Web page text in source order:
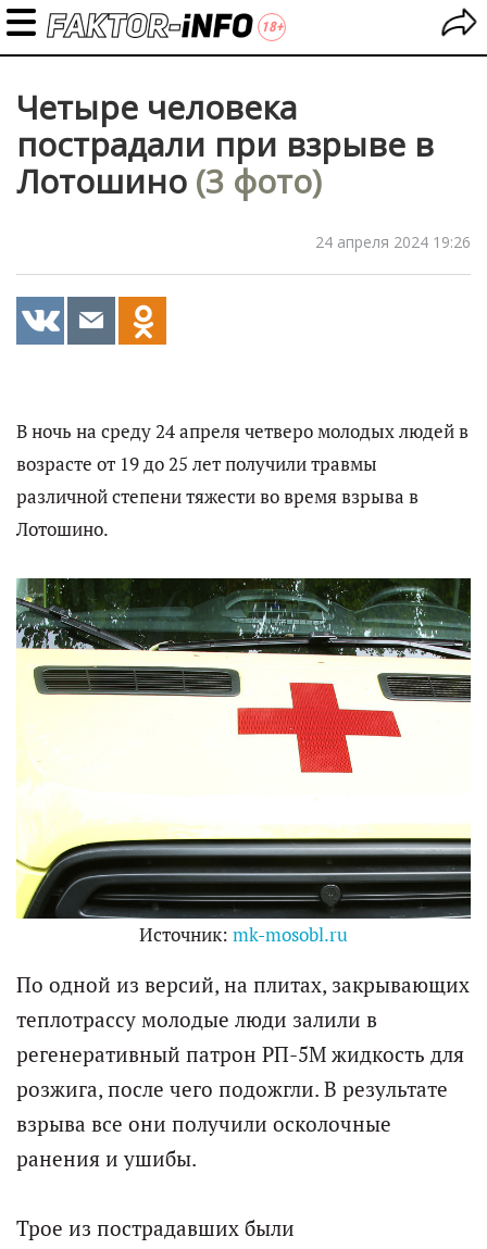
Четыре человека
пострадали при взрыве в
Лотошино (3 фото)
24 апреля 2024 19:26
В ночь на среду 24 апреля четверо молодых людей в
возрасте от 19 до 25 лет получили травмы
различной степени тяжести во время взрыва в
Лотошино.
Источник: mk-mosobl.ru
По одной из версий, на плитах, закрывающих
теплотрассу молодые люди залили в
регенеративный патрон РП-5М жидкость для
розжига, после чего подожгли. В результате
взрыва все они получили осколочные
ранения и ушибы.
Трое из пострадавших были